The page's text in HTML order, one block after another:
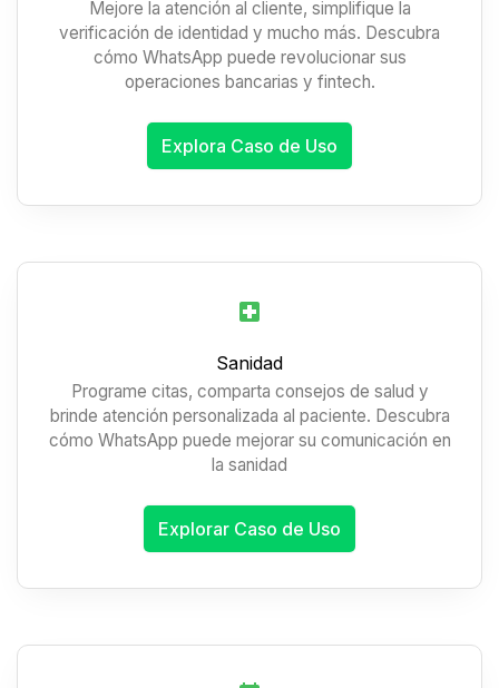
Mejore la atención al cliente, simplifique la
verificación de identidad y mucho más. Descubra
cómo WhatsApp puede revolucionar sus
operaciones bancarias y fintech.
Explora Caso de Uso
Sanidad
Programe citas, comparta consejos de salud y
brinde atención personalizada al paciente. Descubra
cómo WhatsApp puede mejorar su comunicación en
la sanidad
Explorar Caso de Uso